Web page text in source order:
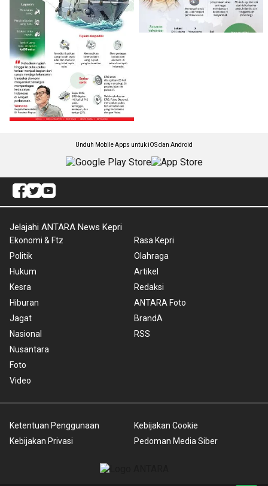
Unduh Mobile Apps untuk iOS dan Android
Jelajahi ANTARA News Kepri
Ekonomi & Ftz
Politik
Hukum
Kesra
Hiburan
Jagat
Nasional
Nusantara
Foto
Video
Rasa Kepri
Olahraga
Artikel
Redaksi
ANTARA Foto
BrandA
RSS
Ketentuan Penggunaan
Kebijakan Privasi
Kebijakan Cookie
Pedoman Media Siber